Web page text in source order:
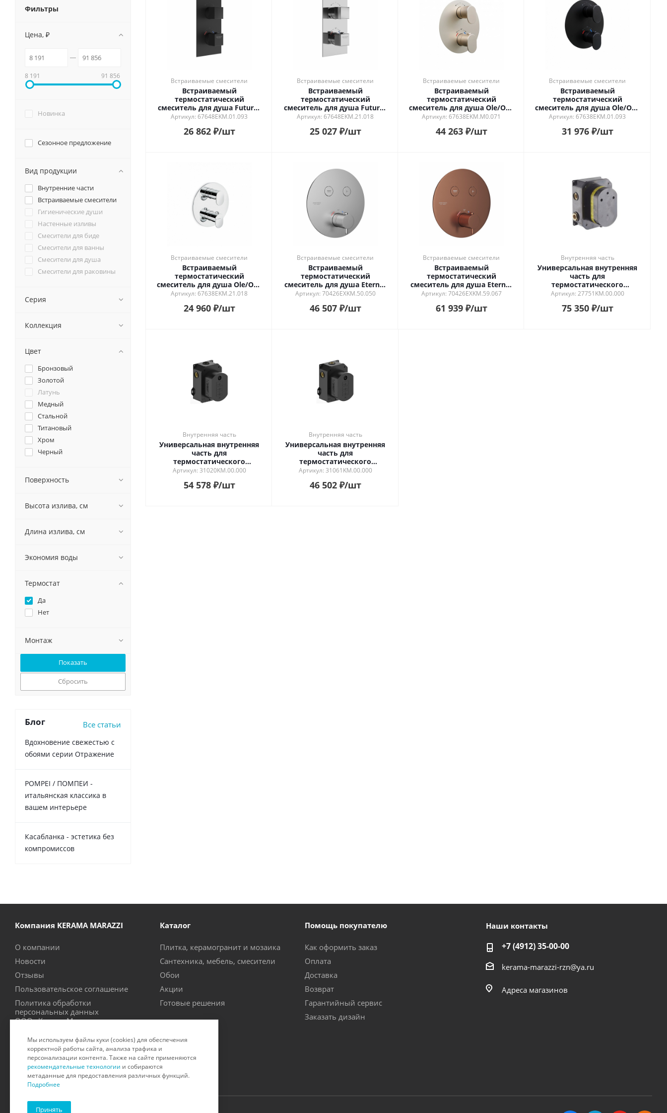
Глянцевый
Лаппатированный
Обрезной
Душевые системы и ограждения
Унитазы и аксессуары
Подвесные зеркала для ванной
Мебель для ванной Встраиваемые смесители
Встраиваемый
термостатический
смеситель для душа Futura/
Футура с регулировкой
черный
Артикул: 67648EKM.01.093
26 862₽/шт
Встраиваемые смесители
Встраиваемый
термостатический
смеситель для душа Futura/
Футура с регулировкой
Артикул: 67648EKM.21.018
25 027₽/шт
Встраиваемые смесители
Встраиваемый
термостатический
смеситель для душа Ole/Оле
с регулировкой
атласный
Артикул: 67638EKM.M0.071
44 263₽/шт
Встраиваемые смесители
Встраиваемый
термостатический
смеситель для душа Ole/Оле
с регулировкой
черный
Артикул: 67638EKM.01.093
31 976₽/шт
Встраиваемые смесители
Встраиваемый
термостатический
смеситель для душа Ole/Оле
с регулировкой
Артикул: 67638EKM.21.018
24 960₽/шт
Встраиваемые смесители
Встраиваемый
термостатический
смеситель для душа Eterna/
Этерна, нержавеющая сталь
Артикул: 70426EXKM.50.050
46 507₽/шт
Встраиваемые смесители
Встраиваемый
термостатический
смеситель для душа Eterna/
Этерна, брашированная
Артикул: 70426EXKM.59.067
61 939₽/шт
Внутренняя часть
Универсальная внутренняя
часть для
термостатического
кнопочного смесителя на
Артикул: 27751KM.00.000
75 350₽/шт
Внутренняя часть
Универсальная внутренняя
часть для
термостатического
смесителя на три потока для
Артикул: 31020KM.00.000
54 578₽/шт
Внутренняя часть
Универсальная внутренняя
часть для
термостатического
смесителя на два потока для
Артикул: 31061KM.00.000
46 502₽/шт
Фильтры
Цена, ₽
8 191 91 856
Новинка
Сезонное предложение
Вид продукции
Внутренние части
Встраиваемые смесители
Гигиенические души
Настенные изливы
Смесители для биде
Смесители для ванны
Смесители для душа
Смесители для раковины
Серия
Коллекция
Цвет
Бронзовый
Золотой
Латунь
Медный
Стальной
Титановый
Хром
Черный
Поверхность
Высота излива, см
Длина излива, см
Экономия воды
Термостат
Да
Нет
Монтаж
Сбросить
Блог Все статьи
Вдохновение свежестью с
обоями серии Отражение
POMPEI / ПОМПЕИ -
итальянская классика в
вашем интерьере
Касабланка - эстетика без
компромиссов
Компания KERAMA MARAZZI
О компании
Новости
Отзывы
Пользовательское соглашение
Политика обработки
персональных данных
ООО «Керама Марацци»
Производители
Сертификаты на продукцию
Каталог
Плитка, керамогранит и мозаика
Сантехника, мебель, смесители
Обои
Акции
Готовые решения
Помощь покупателю
Как оформить заказ
Оплата
Доставка
Возврат
Гарантийный сервис
Заказать дизайн
Наши контакты
+7 (4912) 35-00-00
kerama-marazzi-rzn@ya.ru
Адреса магазинов
Мы используем файлы куки (cookies) для обеспечения
корректной работы сайта, анализа трафика и
персонализации контента. Также на сайте применяются
рекомендательные технологии и собираются
метаданные для предоставления различных функций.
Подробнее
Принять